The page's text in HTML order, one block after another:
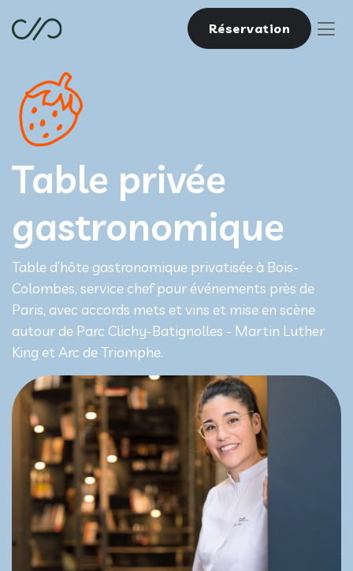
Réservation
Table privée
gastronomique
Table d’hôte gastronomique privatisée à Bois-
Colombes, service chef pour événements près de
Paris, avec accords mets et vins et mise en scène
autour de Parc Clichy-Batignolles - Martin Luther
King et Arc de Triomphe.